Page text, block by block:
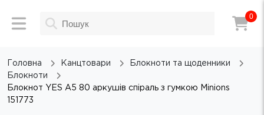
0
Головна Канцтовари
Блокноти та щоденники
Блокноти
Блокнот YES А5 80 аркушів cпіраль з гумкою Minions
151773